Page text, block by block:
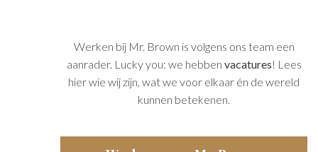
Werken bij Mr. Brown is volgens ons team een
aanrader. Lucky you: we hebben vacatures! Lees
hier wie wij zijn, wat we voor elkaar én de wereld
kunnen betekenen.